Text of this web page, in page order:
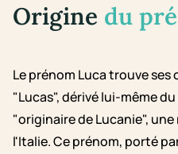
Origine du
Le prénom Luca trouve ses
"Lucas", dérivé lui-même
"originaire de Lucanie",
l'Italie. Ce prénom, porté